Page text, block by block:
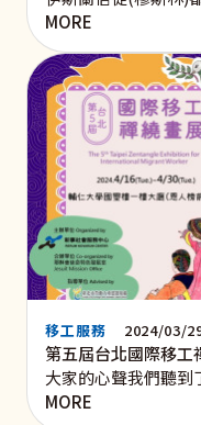
MORE
移工服務 2024/03/
第五屆台北國際移工
大家的心聲我們聽到
MORE